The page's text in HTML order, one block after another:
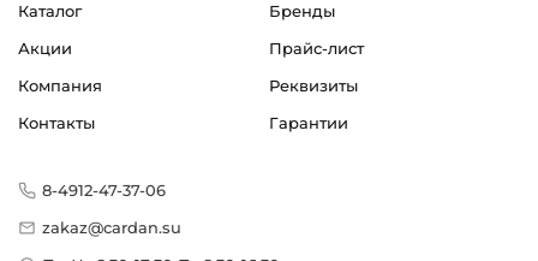
Каталог
Бренды
Акции
Прайс-лист
Компания
Реквизиты
Контакты
Гарантии
8-4912-47-37-06
zakaz@cardan.su